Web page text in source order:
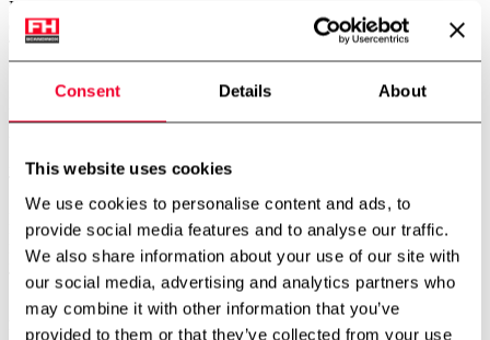
Consent Details About
This website uses cookies
We use cookies to personalise content and ads, to
provide social media features and to analyse our traffic.
We also share information about your use of our site with
our social media, advertising and analytics partners who
may combine it with other information that you’ve
provided to them or that they’ve collected from your use
Kærhusvej 4, Hoven
6880 Tarm
Telefon:
CVR: 14919287
København – Afdeling
Gerstenberg Services A/S
2605 Brøndby
Norge – Afdeling
FH Scandinox Norge AS
Doneheia 127, 4516 Mandal
Telefon:+47 4885 4699
Aarhus – Afdeling
Hjaltevej 2, Skovby